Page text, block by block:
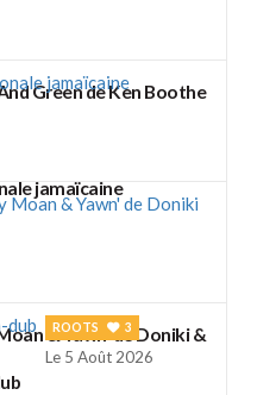
Green de Ken Boothe
jamaïcaine
& Yawn' de Doniki &
ROOTS 3
Le 5 Août 2026